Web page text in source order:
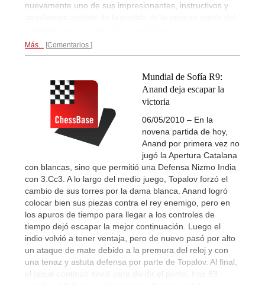
nuevamente uno de sus impresionantes, instructivos y
Más... Comentarios
Mundial de Sofía R9:
Anand deja escapar la
victoria
06/05/2010 – En la
novena partida de hoy,
Anand por primera vez no
jugó la Apertura Catalana
con blancas, sino que permitió una Defensa Nizmo India
con 3.Cc3. A lo largo del medio juego, Topalov forzó el
cambio de sus torres por la dama blanca. Anand logró
colocar bien sus piezas contra el rey enemigo, pero en
los apuros de tiempo para llegar a los controles de
tiempo dejó escapar la mejor continuación. Luego el
indio volvió a tener ventaja, pero de nuevo pasó por alto
un ataque de mate debido a la premura del reloj y con
una tenaz y astuta defensa por parte de Topalov. Al final,
el jaque continuo sirvió para dividir el punto, tras 83